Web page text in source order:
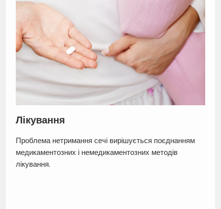
Лікування
Проблема нетримання сечі вирішується поєднанням
медикаментозних і немедикаментозних методів
лікування.